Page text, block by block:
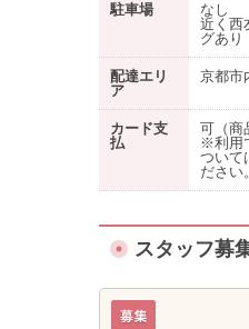
駐車場
なし
近く西
グあり
配達エリ
ア
京都市
カード支
払
可（商
※利用
ついて
ださい。
スタッフ募